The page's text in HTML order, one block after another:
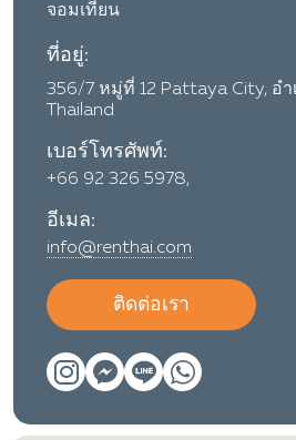
จอมเทียน
ที่อยู่:
356/7 หมู่ที่ 12 Pattaya City, อำ
Thailand
เบอร์โทรศัพท์:
+66 92 326 5978,
อีเมล:
info@renthai.com
ติดต่อเรา